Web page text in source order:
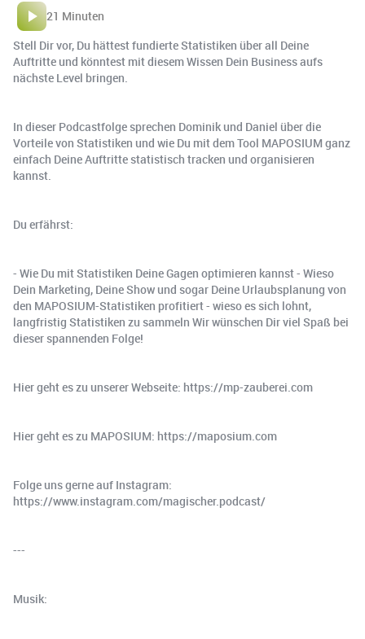
21 Minuten
Stell Dir vor, Du hättest fundierte Statistiken über all Deine
Auftritte und könntest mit diesem Wissen Dein Business aufs
nächste Level bringen.
In dieser Podcastfolge sprechen Dominik und Daniel über die
Vorteile von Statistiken und wie Du mit dem Tool MAPOSIUM ganz
einfach Deine Auftritte statistisch tracken und organisieren
kannst.
Du erfährst:
- Wie Du mit Statistiken Deine Gagen optimieren kannst - Wieso
Dein Marketing, Deine Show und sogar Deine Urlaubsplanung von
den MAPOSIUM-Statistiken profitiert - wieso es sich lohnt,
langfristig Statistiken zu sammeln Wir wünschen Dir viel Spaß bei
dieser spannenden Folge!
Hier geht es zu unserer Webseite: https://mp-zauberei.com
Hier geht es zu MAPOSIUM: https://maposium.com
Folge uns gerne auf Instagram:
https://www.instagram.com/magischer.podcast/
---
Musik: